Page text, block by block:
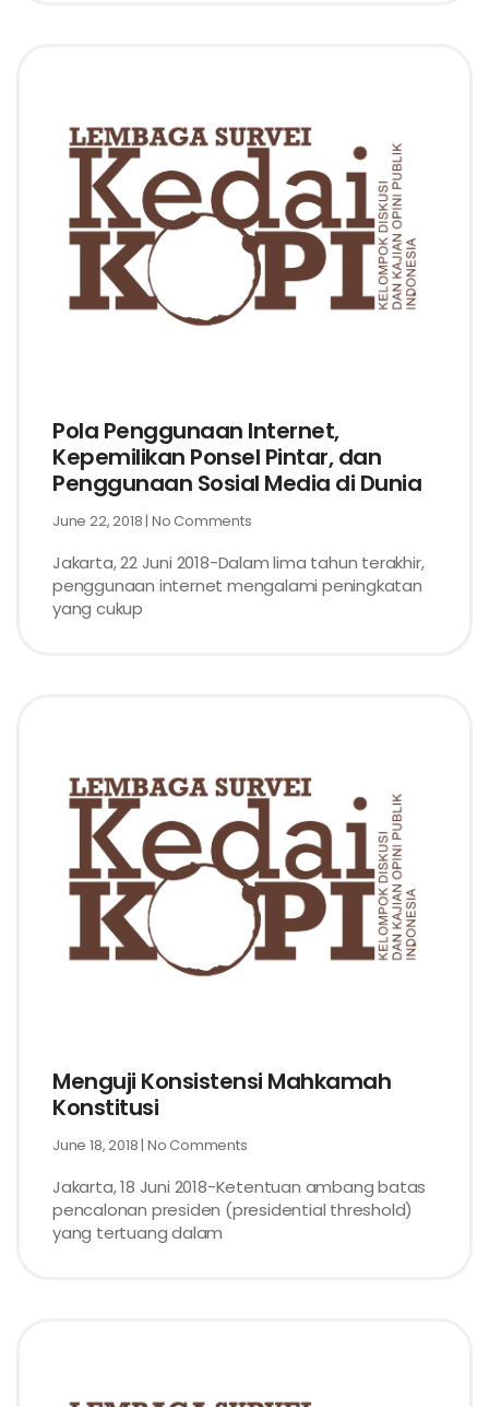
Pola Penggunaan Internet,
Kepemilikan Ponsel Pintar, dan
Penggunaan Sosial Media di Dunia
June 22, 2018 No Comments
Jakarta, 22 Juni 2018-Dalam lima tahun terakhir,
penggunaan internet mengalami peningkatan
yang cukup
Menguji Konsistensi Mahkamah
Konstitusi
June 18, 2018 No Comments
Jakarta, 18 Juni 2018-Ketentuan ambang batas
pencalonan presiden (presidential threshold)
yang tertuang dalam